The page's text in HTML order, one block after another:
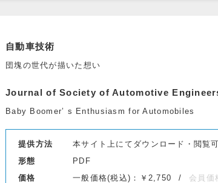
自動車技術
団塊の世代が描いた想い
Journal of Society of Automotive
Baby Boomer’ s Enthusiasm for Automobiles
提供方法
本サイト上にてダウンロード・閲覧可
形態
PDF
価格
一般価格(税込)：￥2,750 会員価